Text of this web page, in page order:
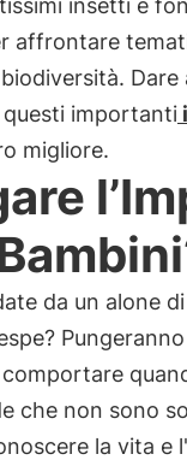
insetti è
affrontare
importanti
migliore.
da un alone
che non sono
la vita e